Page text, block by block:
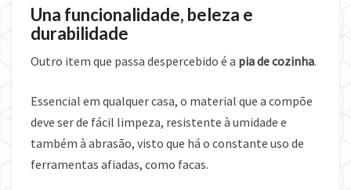
Una funcionalidade, beleza e
durabilidade
Outro item que passa despercebido é a pia de cozinha.
Essencial em qualquer casa, o material que a compõe
deve ser de fácil limpeza, resistente à umidade e
também à abrasão, visto que há o constante uso de
ferramentas afiadas, como facas.